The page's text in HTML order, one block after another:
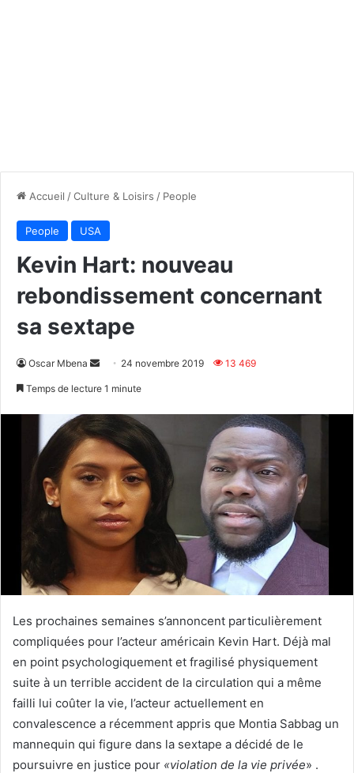
Accueil /Culture & Loisirs / People
People USA
Kevin Hart: nouveau
rebondissement concernant
sa sextape
Oscar Mbena
Envoyer24 novembre 2019 13 469
Temps de lecture 1 minute
Les prochaines semaines s’annoncent particulièrement
compliquées pour l’acteur américain Kevin Hart. Déjà mal
en point psychologiquement et fragilisé physiquement
suite à un terrible accident de la circulation qui a même
failli lui coûter la vie, l’acteur actuellement en
convalescence a récemment appris que Montia Sabbag un
mannequin qui figure dans la sextape a décidé de le
poursuivre en justice pour «violation de la vie privée» .